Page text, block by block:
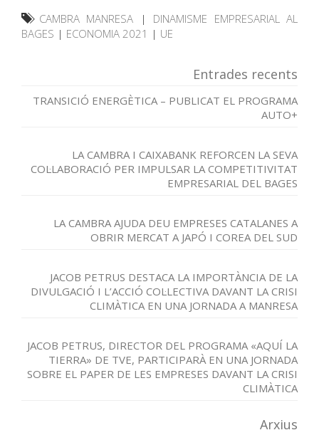
CAMBRA MANRESA | DINAMISME EMPRESARIAL AL
BAGES | ECONOMIA 2021 | UE
Entrades recents
TRANSICIÓ ENERGÈTICA – PUBLICAT EL PROGRAMA
AUTO+
LA CAMBRA I CAIXABANK REFORCEN LA SEVA
COL·LABORACIÓ PER IMPULSAR LA COMPETITIVITAT
EMPRESARIAL DEL BAGES
LA CAMBRA AJUDA DEU EMPRESES CATALANES A
OBRIR MERCAT A JAPÓ I COREA DEL SUD
JACOB PETRUS DESTACA LA IMPORTÀNCIA DE LA
DIVULGACIÓ I L’ACCIÓ COL·LECTIVA DAVANT LA CRISI
CLIMÀTICA EN UNA JORNADA A MANRESA
JACOB PETRUS, DIRECTOR DEL PROGRAMA «AQUÍ LA
TIERRA» DE TVE, PARTICIPARÀ EN UNA JORNADA
SOBRE EL PAPER DE LES EMPRESES DAVANT LA CRISI
CLIMÀTICA
Arxius